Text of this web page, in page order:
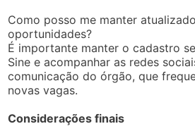
Como posso me manter
oportunidades?
É importante manter o cadastro
Sine e acompanhar as redes
comunicação do órgão, que
novas vagas.
Considerações finais